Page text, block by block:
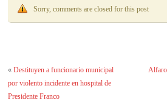
Sorry, comments are closed for this post
«Destituyen a funcionario municipal
por violento incidente en hospital de
Presidente Franco